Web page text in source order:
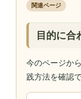
関連ページ
目的に合
今のページか
践方法を確認